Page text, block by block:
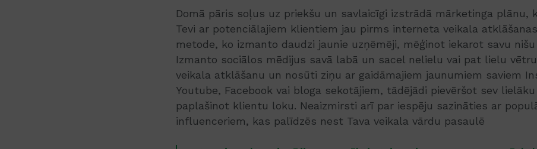
Domā pāris soļus uz priekšu un savlaicīgi izstrādā mārketinga plānu,
Tevi ar potenciālajiem klientiem jau pirms interneta veikala
metode, ko izmanto daudzi jaunie uzņēmēji, mēģinot iekarot savu
Izmanto sociālos mēdijus savā labā un sacel nelielu vai pat lielu
veikala atklāšanu un nosūti ziņu ar gaidāmajiem jaunumiem saviem
Youtube, Facebook vai bloga sekotājiem, tādējādi pievēršot sev
paplašinot klientu loku. Neaizmirsti arī par iespēju sazināties ar
influenceriem, kas palīdzēs nest Tava veikala vārdu pasaulē